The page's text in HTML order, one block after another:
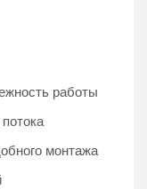
работы
монтажа